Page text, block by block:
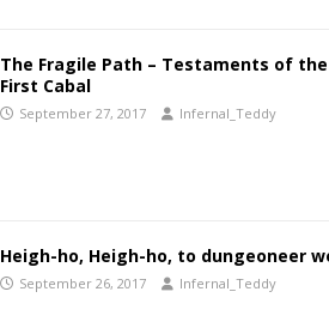
The Fragile Path – Testaments of the
First Cabal
September 27, 2017 Infernal_Teddy
Heigh-ho, Heigh-ho, to dungeoneer
September 26, 2017 Infernal_Teddy